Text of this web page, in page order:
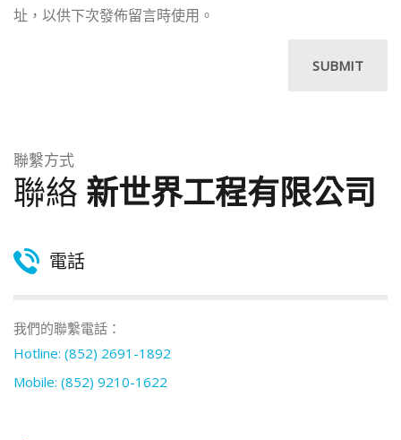
址，以供下次發佈留言時使用。
聯繫方式
聯絡 新世界工程有限公司
電話
我們的聯繫電話：
Hotline: (852) 2691-1892
Mobile: (852) 9210-1622